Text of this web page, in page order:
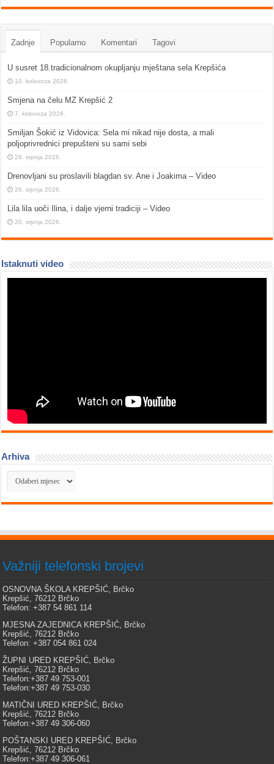
Zadnje Popularno Komentari Tagovi
U susret 18.tradicionalnom okupljanju mještana sela Krepšića
10. kolovoza 2026.
Smjena na čelu MZ Krepšić 2
7. kolovoza 2026.
Smiljan Šokić iz Vidovica: Sela mi nikad nije dosta, a mali
poljoprivrednici prepušteni su sami sebi
28. srpnja 2026.
Drenovljani su proslavili blagdan sv. Ane i Joakima – Video
26. srpnja 2026.
Lila lila uoči Ilina, i dalje vjerni tradiciji – Video
20. srpnja 2026.
Istaknuti video
Arhiva
Arhiva
Važniji telefonski brojevi
OSNOVNA ŠKOLA KREPŠIĆ, Brčko
Krepšić, 76212 Brčko
Telefon: +387 54 861 114
MJESNA ZAJEDNICA KREPŠIĆ, Brčko
Krepšić, 76212 Brčko
Telefon: +387 054 861 024
ŽUPNI URED KREPŠIĆ, Brčko
Krepšić, 76212 Brčko
Telefon:+387 49 753-001
Telefon:+387 49 753-030
MATIČNI URED KREPŠIĆ, Brčko
Krepšić, 76212 Brčko
Telefon:+387 49 306-060
POŠTANSKI URED KREPŠIĆ, Brčko
Krepšić, 76212 Brčko
Telefon:+387 49 306-061